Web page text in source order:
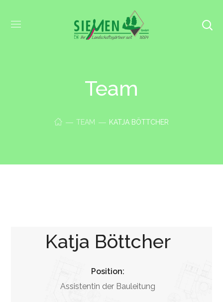
Team
TEAM KATJA BÖTTCHER
Katja Böttcher
Position:
Assistentin der Bauleitung